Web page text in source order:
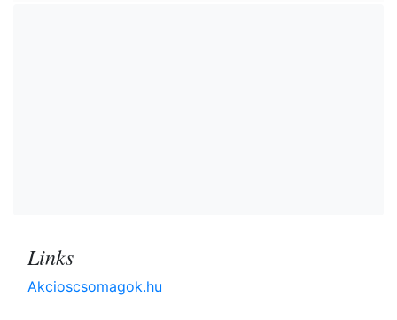
Links
Akcioscsomagok.hu